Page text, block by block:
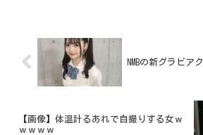
NMBの新グラビア
【画像】体温計るあれで自撮りする女ｗ
ｗｗｗｗ